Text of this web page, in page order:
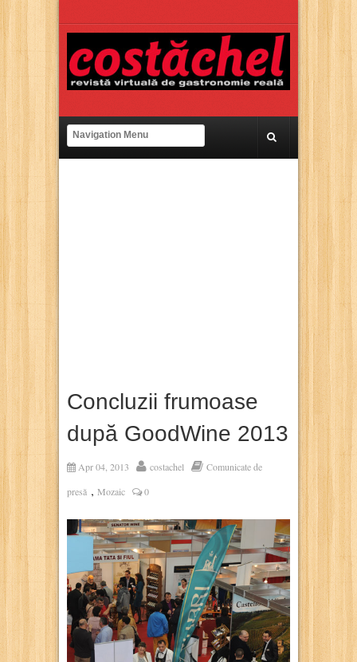
Concluzii frumoase
după GoodWine 2013
Apr 04, 2013 costachel
Comunicate de
presă , Mozaic 0